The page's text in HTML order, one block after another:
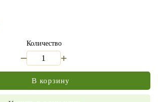
Количество
+
В корзину